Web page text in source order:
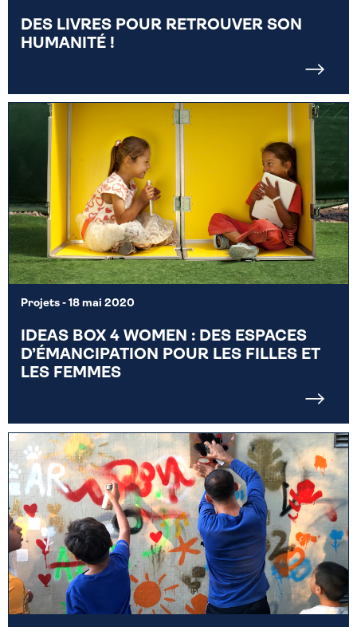
DES LIVRES POUR RETROUVER SON
HUMANITÉ !
Projets - 18 mai 2020
IDEAS BOX 4 WOMEN : DES ESPACES
D’ÉMANCIPATION POUR LES FILLES ET
LES FEMMES